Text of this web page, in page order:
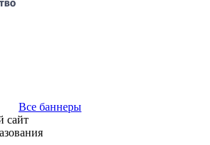
Все баннеры
сайт